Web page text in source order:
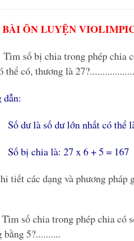
BÀI ÔN LUYỆN
Tìm số bị chia trong phép chia
thể có, thương là
dẫn:
là số dư lớn nhất có thể
chia là: 27 x 6 + 5 = 167
tiết các dạng và phương
số chia trong phép chia có
bằng 5?..........